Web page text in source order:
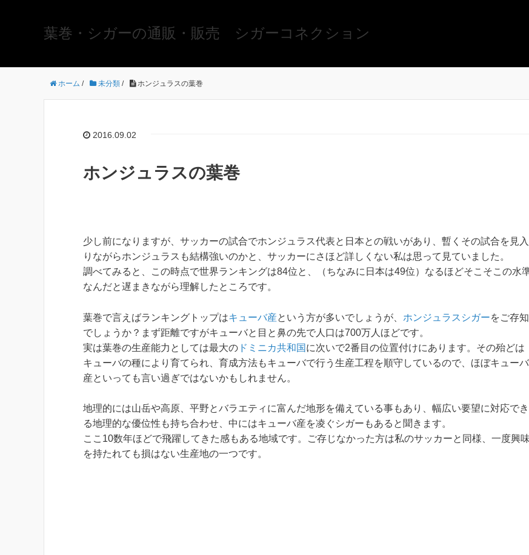
葉巻・シガーの通販・販売 シガーコネクション
ホーム / 未分類 / ホンジュラスの葉巻
2016.09.02
ホンジュラスの葉巻
少し前になりますが、サッカーの試合でホンジュラス代表と日本との戦いがあり、暫くその試合を見入
りながらホンジュラスも結構強いのかと、サッカーにさほど詳しくない私は思って見ていました。
調べてみると、この時点で世界ランキングは84位と、（ちなみに日本は49位）なるほどそこそこの水
なんだと遅まきながら理解したところです。
葉巻で言えばランキングトップはキューバ産という方が多いでしょうが、 ホンジュラスシガーをご存知
でしょうか？まず距離ですがキューバと目と鼻の先で人口は700万人ほどです。
実は葉巻の生産能力としては最大の ドミニカ共和国 に次いで2番目の位置付けにあります。その殆どは
キューバの種により育てられ、育成方法もキューバで行う生産工程を順守しているので、ほぼキューバ
産といっても言い過ぎではないかもしれません。
地理的には山岳や高原、平野とバラエティに富んだ地形を備えている事もあり、幅広い要望に対応でき
る地理的な優位性も持ち合わせ、中にはキューバ産を凌ぐシガーもあると聞きます。
ここ10数年ほどで飛躍してきた感もある地域です。ご存じなかった方は私のサッカーと同様、一度興味
を持たれても損はない生産地の一つです。